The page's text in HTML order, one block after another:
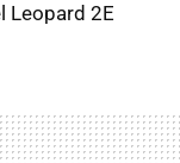
Leopard 2E